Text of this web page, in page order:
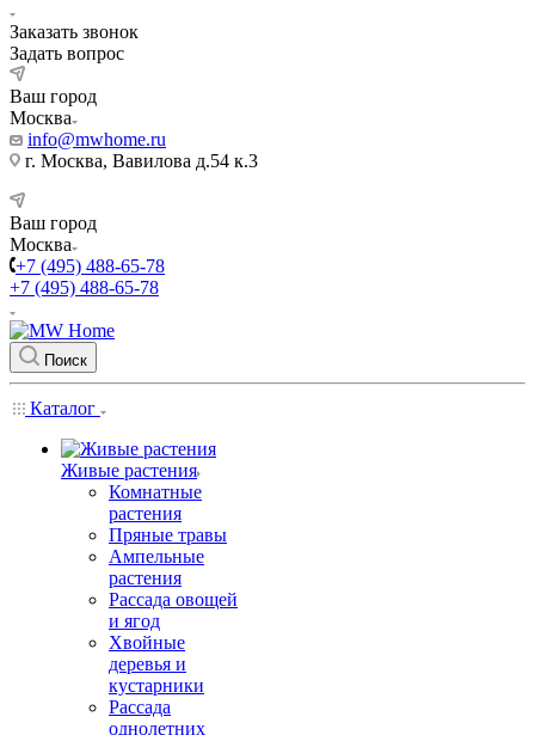
Заказать звонок
Задать вопрос
Ваш город
Москва
info@mwhome.ru
г. Москва, Вавилова д.54 к.3
Ваш город
Москва
+7 (495) 488-65-78
+7 (495) 488-65-78
Поиск
Каталог
Живые растения
Комнатные
растения
Пряные травы
Ампельные
растения
Рассада овощей
и ягод
Хвойные
деревья и
кустарники
Рассада
однолетних